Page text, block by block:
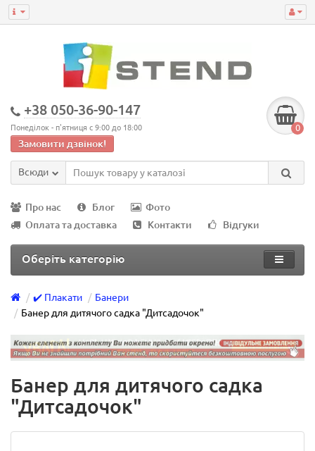
+38 050-36-90-147
Понеділок - п'ятниця с 9:00 до 18:00
Замовити дзвінок!
0
Всюди
Про нас Блог
Фото
Оплата та доставка
Контакти Відгуки
Оберіть категорію
✔️ Плакати
Банери
Банер для дитячого садка "Дитсадочок"
Банер для дитячого садка
"Дитсадочок"